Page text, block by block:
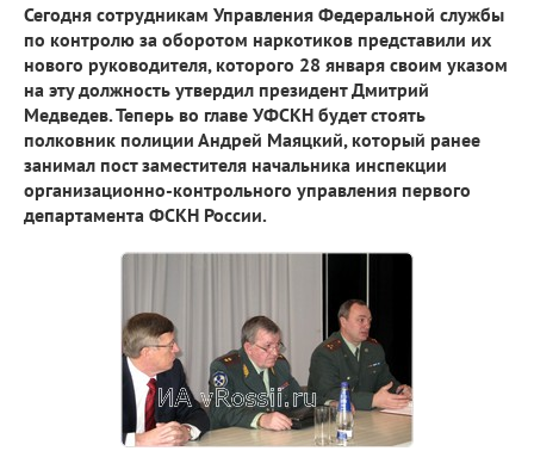
Сегодня сотрудникам Управления Федеральной службы
по контролю за оборотом наркотиков представили их
нового руководителя, которого 28 января своим указом
на эту должность утвердил президент Дмитрий
Медведев. Теперь во главе УФСКН будет стоять
полковник полиции Андрей Маяцкий, который ранее
занимал пост заместителя начальника инспекции
организационно-контрольного управления первого
департамента ФСКН России.